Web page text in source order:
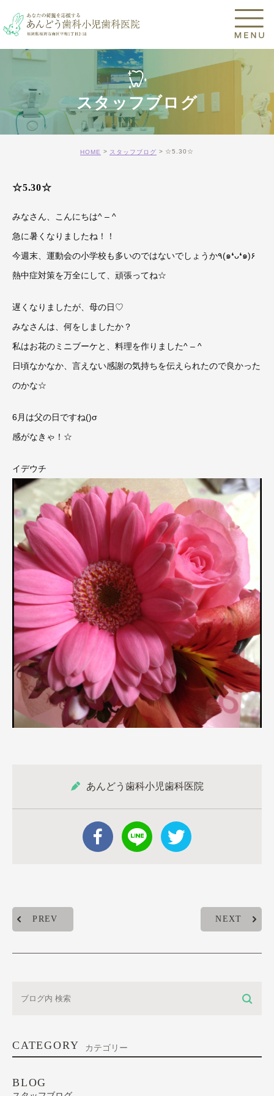
スタッフブログ
HOME スタッフブログ ☆5.30☆
☆5.30☆
みなさん、こんにちは^ – ^
急に暑くなりましたね！！
今週末、運動会の小学校も多いのではないでしょうか٩(๑❛ᴗ❛๑)۶
熱中症対策を万全にして、頑張ってね☆
遅くなりましたが、母の日♡
みなさんは、何をしましたか？
私はお花のミニブーケと、料理を作りました^ – ^
日頃なかなか、言えない感謝の気持ちを伝えられたので良かった
のかな☆
6月は父の日ですね()σ
感がなきゃ！☆
イデウチ
あんどう歯科小児歯科医院
PREV NEXT
CATEGORY カテゴリー
BLOG